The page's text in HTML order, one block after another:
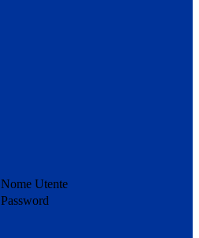
Nome Utente
Password